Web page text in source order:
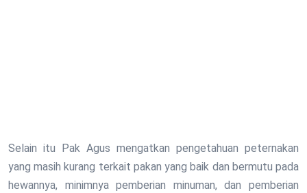
Selain itu Pak Agus mengatkan pengetahuan peternakan
yang masih kurang terkait pakan yang baik dan bermutu pada
hewannya, minimnya pemberian minuman, dan pemberian